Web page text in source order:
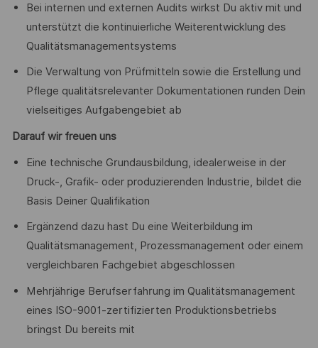
Bei internen und externen Audits wirkst Du aktiv mit und
unterstützt die kontinuierliche Weiterentwicklung des
Qualitätsmanagementsystems
Die Verwaltung von Prüfmitteln sowie die Erstellung und
Pflege qualitätsrelevanter Dokumentationen runden Dein
vielseitiges Aufgabengebiet ab
Darauf wir freuen uns
Eine technische Grundausbildung, idealerweise in der
Druck-, Grafik- oder produzierenden Industrie, bildet die
Basis Deiner Qualifikation
Ergänzend dazu hast Du eine Weiterbildung im
Qualitätsmanagement, Prozessmanagement oder einem
vergleichbaren Fachgebiet abgeschlossen
Mehrjährige Berufserfahrung im Qualitätsmanagement
eines ISO-9001-zertifizierten Produktionsbetriebs
bringst Du bereits mit